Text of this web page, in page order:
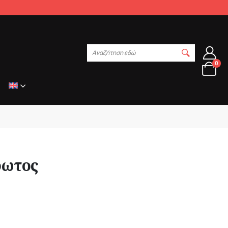
Αναζήτηση εδώ
0